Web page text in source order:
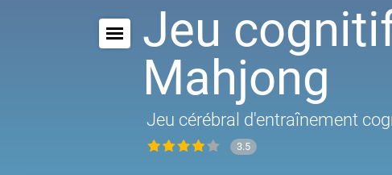
Jeu
Mahjong
Jeu cérébral d'entraînement
3.5